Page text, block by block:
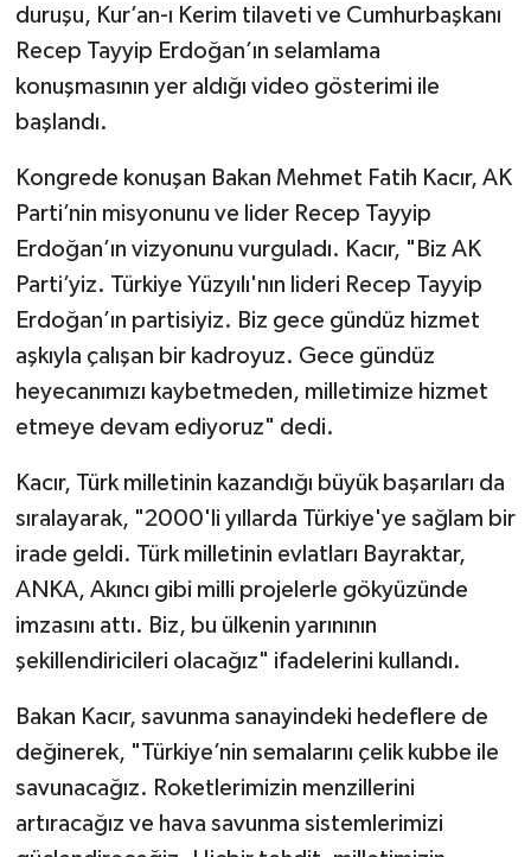
duruşu, Kur’an-ı Kerim tilaveti ve Cumhurbaşkanı
Recep Tayyip Erdoğan’ın selamlama
konuşmasının yer aldığı video gösterimi ile
başlandı.
Kongrede konuşan Bakan Mehmet Fatih Kacır, AK
Parti’nin misyonunu ve lider Recep Tayyip
Erdoğan’ın vizyonunu vurguladı. Kacır, "Biz AK
Parti’yiz. Türkiye Yüzyılı'nın lideri Recep Tayyip
Erdoğan’ın partisiyiz. Biz gece gündüz hizmet
aşkıyla çalışan bir kadroyuz. Gece gündüz
heyecanımızı kaybetmeden, milletimize hizmet
etmeye devam ediyoruz" dedi.
Kacır, Türk milletinin kazandığı büyük başarıları da
sıralayarak, "2000'li yıllarda Türkiye'ye sağlam bir
irade geldi. Türk milletinin evlatları Bayraktar,
ANKA, Akıncı gibi milli projelerle gökyüzünde
imzasını attı. Biz, bu ülkenin yarınının
şekillendiricileri olacağız" ifadelerini kullandı.
Bakan Kacır, savunma sanayindeki hedeflere de
değinerek, "Türkiye’nin semalarını çelik kubbe ile
savunacağız. Roketlerimizin menzillerini
artıracağız ve hava savunma sistemlerimizi